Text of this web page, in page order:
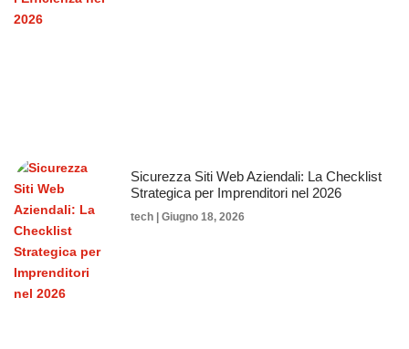
Sicurezza Siti Web Aziendali: La Checklist
Strategica per Imprenditori nel 2026
tech Giugno 18, 2026